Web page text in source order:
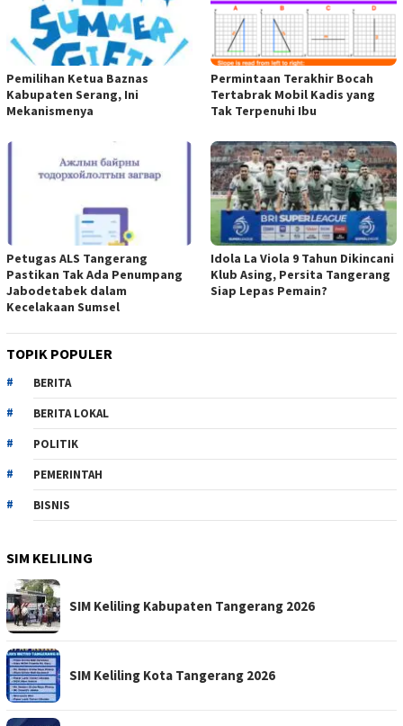
Pemilihan Ketua Baznas
Kabupaten Serang, Ini
Mekanismenya
Permintaan Terakhir Bocah
Tertabrak Mobil Kadis yang
Tak Terpenuhi Ibu
Petugas ALS Tangerang
Pastikan Tak Ada Penumpang
Jabodetabek dalam
Kecelakaan Sumsel
Idola La Viola 9 Tahun Dikincani
Klub Asing, Persita Tangerang
Siap Lepas Pemain?
TOPIK POPULER
BERITA
BERITA LOKAL
POLITIK
PEMERINTAH
BISNIS
SIM KELILING
SIM Keliling Kabupaten Tangerang 2026
SIM Keliling Kota Tangerang 2026